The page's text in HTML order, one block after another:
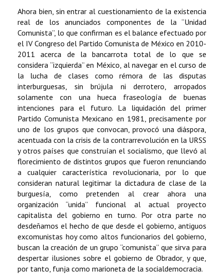
Ahora bien, sin entrar al cuestionamiento de la existencia
real de los anunciados componentes de la “Unidad
Comunista”, lo que confirman es el balance efectuado por
el IV Congreso del Partido Comunista de México en 2010-
2011 acerca de la bancarrota total de lo que se
considera “izquierda” en México, al navegar en el curso de
la lucha de clases como rémora de las disputas
interburguesas, sin brújula ni derrotero, arropados
solamente con una hueca fraseología de buenas
intenciones para el futuro. La liquidación del primer
Partido Comunista Mexicano en 1981, precisamente por
uno de los grupos que convocan, provocó una diáspora,
acentuada con la crisis de la contrarrevolución en la URSS
y otros países que construían el socialismo, que llevó al
florecimiento de distintos grupos que fueron renunciando
a cualquier característica revolucionaria, por lo que
consideran natural legitimar la dictadura de clase de la
burguesía, como pretenden al crear ahora una
organización “unida” funcional al actual proyecto
capitalista del gobierno en turno. Por otra parte no
desdeñamos el hecho de que desde el gobierno, antiguos
excomunistas hoy como altos funcionarios del gobierno,
buscan la creación de un grupo “comunista” que sirva para
despertar ilusiones sobre el gobierno de Obrador, y que,
por tanto, funja como marioneta de la socialdemocracia.